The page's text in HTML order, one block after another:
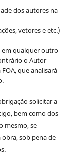
dos autores na
vetores e etc.)
em qualquer outro
o Autor
que analisará
solicitar a
bem como dos
mesmo, se
sob pena de